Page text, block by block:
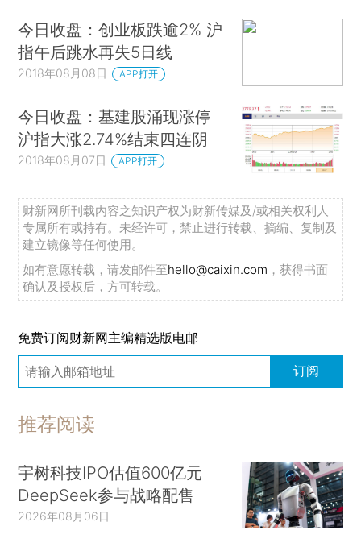
今日收盘：创业板跌逾2% 沪
指午后跳水再失5日线
2018年08月08日 APP打开
今日收盘：基建股涌现涨停
沪指大涨2.74%结束四连阴
2018年08月07日 APP打开
财新网所刊载内容之知识产权为财新传媒及/或相关权利人
专属所有或持有。未经许可，禁止进行转载、摘编、复制及
建立镜像等任何使用。
如有意愿转载，请发邮件至hello@caixin.com ，获得书面
确认及授权后，方可转载。
免费订阅财新网主编精选版电邮
订阅
推荐阅读
宇树科技IPO估值600亿元
DeepSeek参与战略配售
2026年08月06日